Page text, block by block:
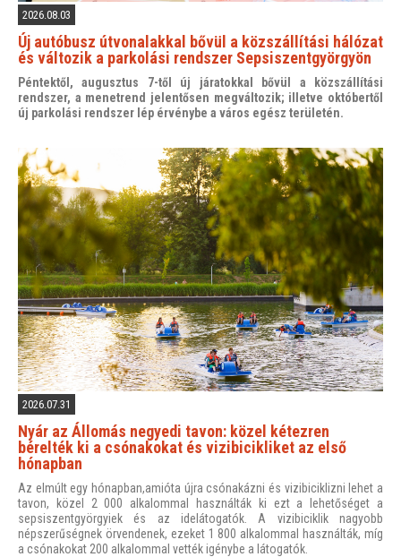
2026.08.03
Új autóbusz útvonalakkal bővül a közszállítási hálózat
és változik a parkolási rendszer Sepsiszentgyörgyön
Péntektől, augusztus 7-től új járatokkal bővül a közszállítási
rendszer, a menetrend jelentősen megváltozik; illetve októbertől
új parkolási rendszer lép érvénybe a város egész területén.
2026.07.31
Nyár az Állomás negyedi tavon: közel kétezren
bérelték ki a csónakokat és vizibicikliket az első
hónapban
Az elmúlt egy hónapban,amióta újra csónakázni és vizibiciklizni lehet a
tavon, közel 2 000 alkalommal használták ki ezt a lehetőséget a
sepsiszentgyörgyiek és az idelátogatók. A vizibiciklik nagyobb
népszerűségnek örvendenek, ezeket 1 800 alkalommal használták, míg
a csónakokat 200 alkalommal vették igénybe a látogatók.